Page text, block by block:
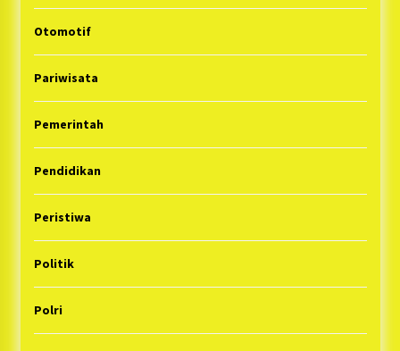
Otomotif
Pariwisata
Pemerintah
Pendidikan
Peristiwa
Politik
Polri